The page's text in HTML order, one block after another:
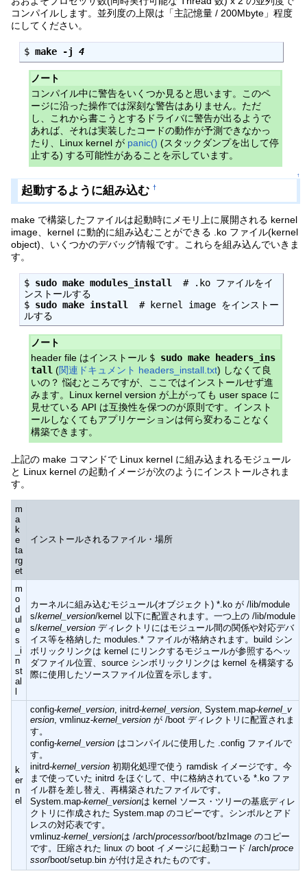
コンパイルします。並列度の上限は「主記憶量 / 200Mbyte」程度
にしてください。
$ make -j 4
ノート
コンパイル中に警告をいくつか見ると思います。このペ
ージに沿った操作では深刻な警告はありません。ただ
し、これから書こうとするドライバに警告が出るようで
あれば、それは実装したコードの動作が予測できなかっ
たり、Linux kernel が panic() (スタックダンプを出して停
止する) する可能性があることを示しています。
↑
起動するように組み込む †
make で構築したファイルは起動時にメモリ上に展開される kernel
image、kernel に動的に組み込むことができる .ko ファイル(kernel
object)、いくつかのデバッグ情報です。これらを組み込んでいきま
す。
$ sudo make modules_install
  # .ko ファイルをイ
ンストールする
$ sudo make install
  # kernel image をインストー
ルする
ノート
header file はインストール $ sudo make headers_ins
tall(関連ドキュメント headers_install.txt) しなくて良
いの？ 悩むところですが、ここではインストールせず進
みます。Linux kernel version が上がっても user space に
見せている API は互換性を保つのが原則です。インスト
ールしなくてもアプリケーションは何ら変わることなく
構築できます。
上記の make コマンドで Linux kernel に組み込まれるモジュール
と Linux kernel の起動イメージが次のようにインストールされま
す。
m
a
k
e
ta
rg
et
インストールされるファイル・場所
m
o
d
ul
e
s
_i
n
st
al
カーネルに組み込むモジュール(オブジェクト) *.ko が /lib/module
s/kernel_version/kernel 以下に配置されます。一つ上の /lib/module
s/kernel_version ディレクトリにはモジュール間の関係や対応デバ
イス等を格納した modules.* ファイルが格納されます。build シン
ボリックリンクは kernel にリンクするモジュールが参照するヘッ
ダファイル位置、source シンボリックリンクは kernel を構築する
際に使用したソースファイル位置を示します。
k
er
n
el
config-kernel_version, initrd-kernel_version, System.map-kernel_v
ersion, vmlinuz-kernel_version が /boot ディレクトリに配置されま
す。
config-kernel_version はコンパイルに使用した .config ファイルで
す。
initrd-kernel_version 初期化処理で使う ramdisk イメージです。今
まで使っていた initrd をほぐして、中に格納されている *.ko ファ
イル群を差し替え、再構築されたファイルです。
System.map-kernel_versionは kernel ソース・ツリーの基底ディレ
クトリに作成された System.map のコピーです。シンボルとアド
レスの対応表です。
vmlinuz-kernel_versionは /arch/processor/boot/bzImage のコピー
です。圧縮された linux の boot イメージに起動コード /arch/proce
ssor/boot/setup.bin が付け足されたものです。